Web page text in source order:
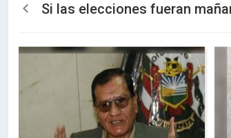
Si las elecciones fueran